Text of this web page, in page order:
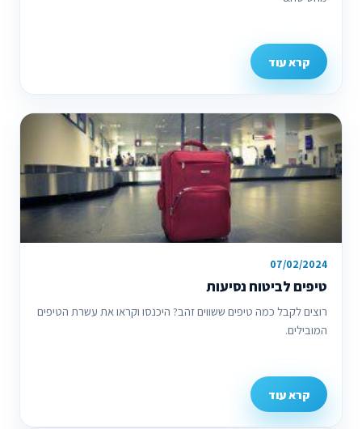
קרא עוד
07/02/2024
טיפים לביטוח נסיעות
רוצים לקבל כמה טיפים ששווים זהב? היכנסו וקראו את עשרת הטיפים
המובילים.
קרא עוד